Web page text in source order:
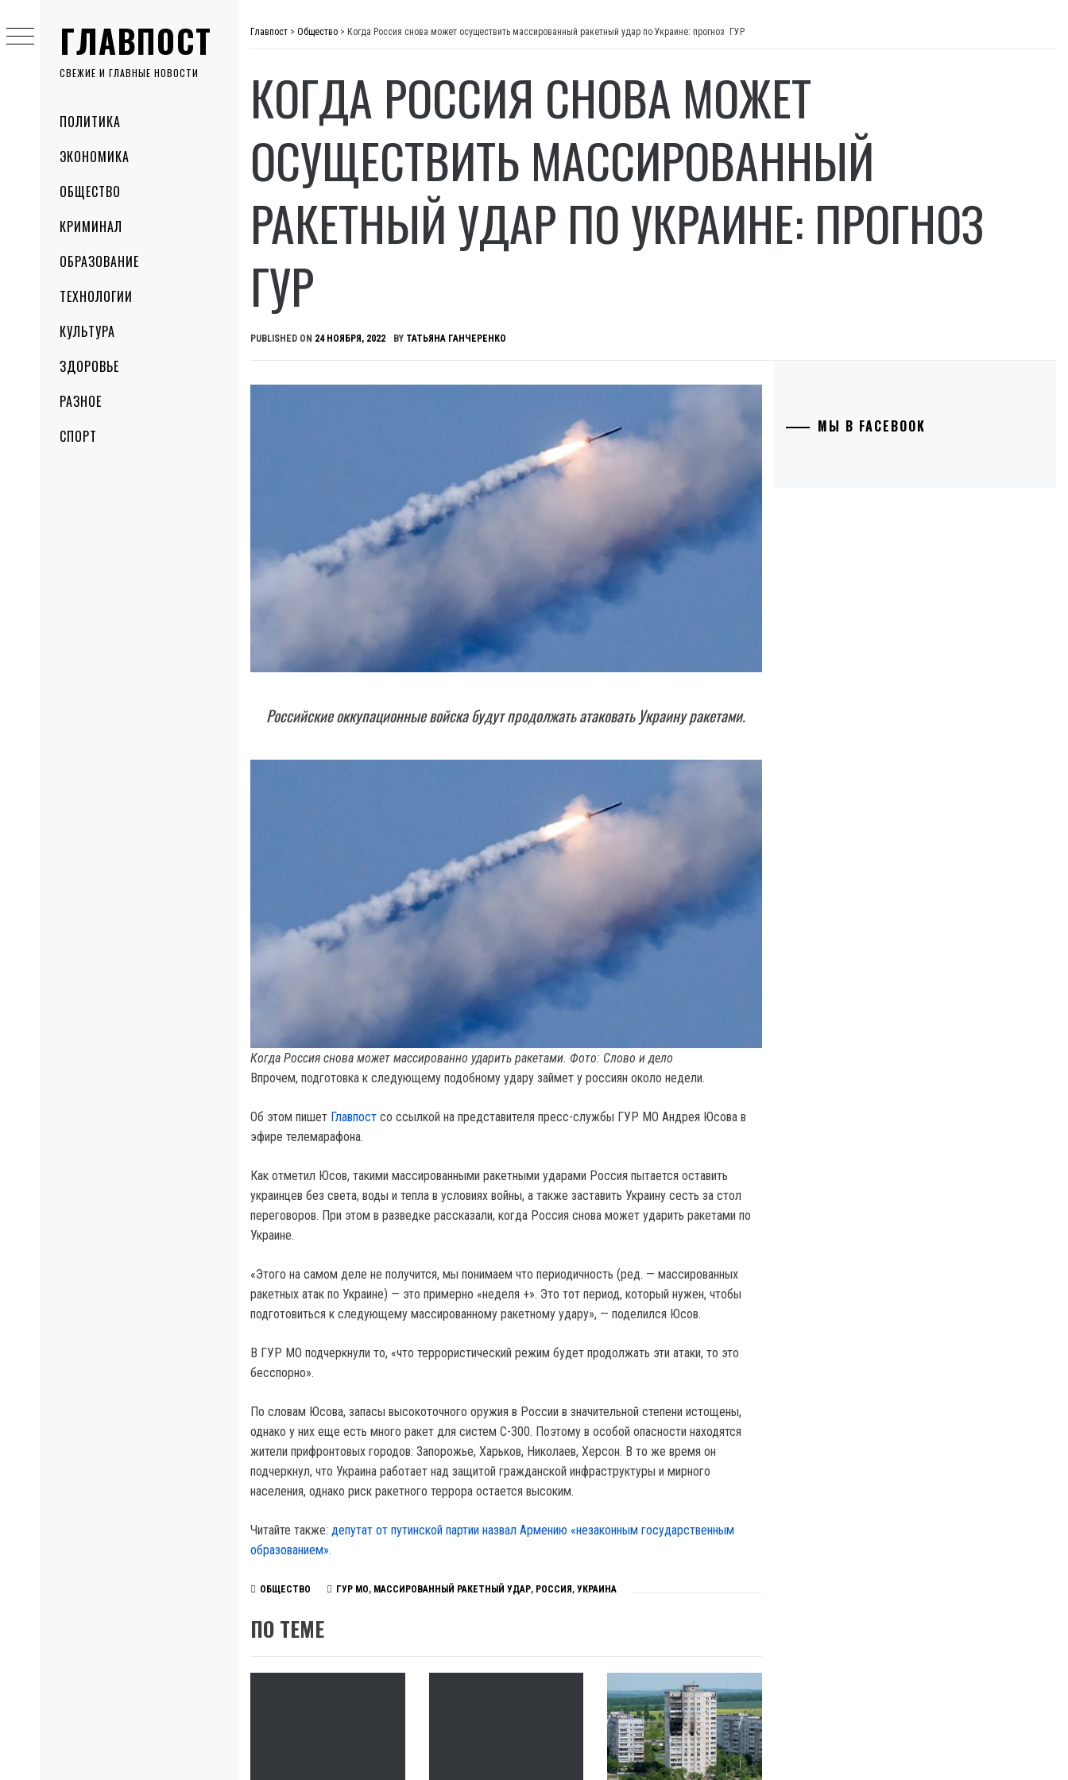
ГЛАВПОСТ
СВЕЖИЕ И ГЛАВНЫЕ НОВОСТИ
MenuПОЛИТИКА
ЭКОНОМИКА
ОБЩЕСТВО
КРИМИНАЛ
ОБРАЗОВАНИЕ
ТЕХНОЛОГИИ
КУЛЬТУРА
ЗДОРОВЬЕ
РАЗНОЕ
СПОРТ
to
content
Главпост > Общество > Когда Россия снова может осуществить массированный ракетный удар по Украине: прогноз ГУР
КОГДА РОССИЯ СНОВА МОЖЕТ
ОСУЩЕСТВИТЬ МАССИРОВАННЫЙ
РАКЕТНЫЙ УДАР ПО УКРАИНЕ: ПРОГНОЗ
ГУР
PUBLISHED ON 24 НОЯБРЯ, 2022 BY ТАТЬЯНА ГАНЧЕРЕНКО
Российские оккупационные войска будут продолжать атаковать Украину ракетами.
Когда Россия снова может массированно ударить ракетами. Фото: Слово и дело
Впрочем, подготовка к следующему подобному удару займет у россиян около недели.
Об этом пишет Главпост со ссылкой на представителя пресс-службы ГУР МО Андрея Юсова в
эфире телемарафона.
Как отметил Юсов, такими массированными ракетными ударами Россия пытается оставить
украинцев без света, воды и тепла в условиях войны, а также заставить Украину сесть за стол
переговоров. При этом в разведке рассказали, когда Россия снова может ударить ракетами по
Украине.
«Этого на самом деле не получится, мы понимаем что периодичность (ред. — массированных
ракетных атак по Украине) — это примерно «неделя +». Это тот период, который нужен, чтобы
подготовиться к следующему массированному ракетному удару», — поделился Юсов.
В ГУР МО подчеркнули то, «что террористический режим будет продолжать эти атаки, то это
бесспорно».
По словам Юсова, запасы высокоточного оружия в России в значительной степени истощены,
однако у них еще есть много ракет для систем С-300. Поэтому в особой опасности находятся
жители прифронтовых городов: Запорожье, Харьков, Николаев, Херсон. В то же время он
подчеркнул, что Украина работает над защитой гражданской инфраструктуры и мирного
населения, однако риск ракетного террора остается высоким.
Читайте также: депутат от путинской партии назвал Армению «незаконным государственным
образованием».
ОБЩЕСТВО ГУР МО, МАССИРОВАННЫЙ РАКЕТНЫЙ УДАР, РОССИЯ, УКРАИНА
ПО ТЕМЕ
МЫ В FACEBOOK